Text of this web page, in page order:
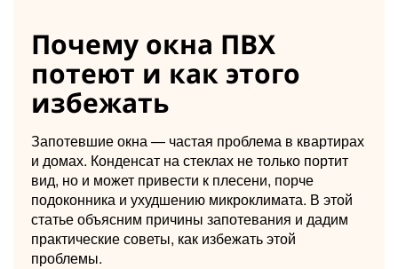
Почему окна ПВХ
потеют и как этого
избежать
Запотевшие окна — частая проблема в квартирах
и домах. Конденсат на стеклах не только портит
вид, но и может привести к плесени, порче
подоконника и ухудшению микроклимата. В этой
статье объясним причины запотевания и дадим
практические советы, как избежать этой
проблемы.